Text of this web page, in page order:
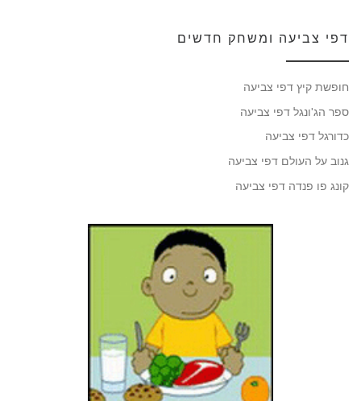
דפי צביעה ומשחק חדשים
חופשת קיץ דפי צביעה
ספר הג'ונגל דפי צביעה
כדורגל דפי צביעה
גנוב על העולם דפי צביעה
קונג פו פנדה דפי צביעה